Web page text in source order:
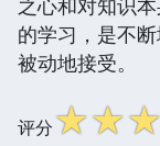
之心和对知识
的学习，是不
被动地接受。
评分☆☆☆